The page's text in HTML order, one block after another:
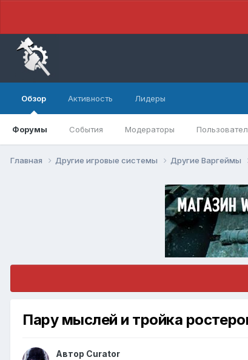
Обзор
Форумы События Модераторы
Активность Лидеры
Главная Другие игровые системы Другие Варгеймы
Пару мыслей и тройка
Автор Curator